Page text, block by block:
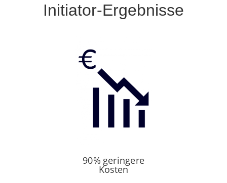
Initiator-Ergebnisse
90% geringere
Kosten